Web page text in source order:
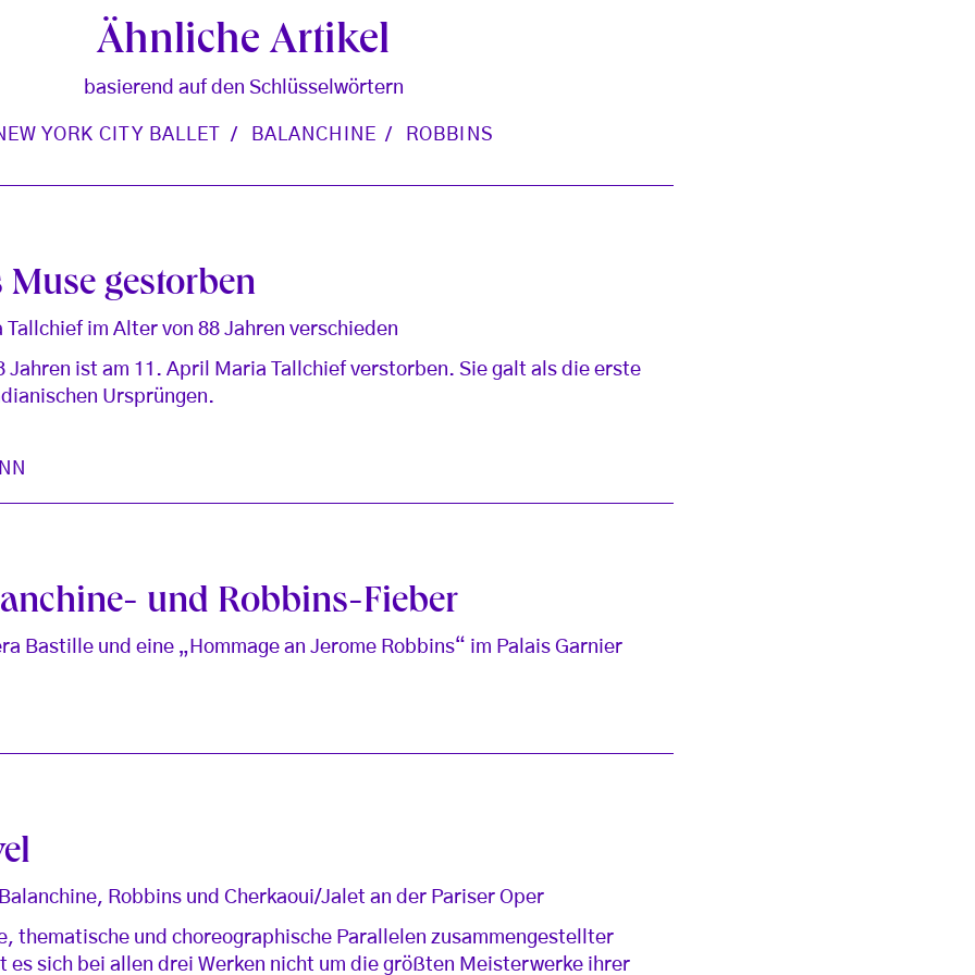
Ähnliche Artikel
basierend auf den Schlüsselwörtern
YORK CITY BALLET BALANCHINE ROBBINS
gestorben
im Alter von 88 Jahren verschieden
Jahren ist am 11. April Maria Tallchief verstorben. Sie galt als die erste
Ursprüngen.
und Robbins-Fieber
Bastille und eine „Hommage an Jerome Robbins“ im Palais Garnier
Robbins und Cherkaoui/Jalet an der Pariser Oper
thematische und choreographische Parallelen zusammengestellter
es sich bei allen drei Werken nicht um die größten Meisterwerke ihrer